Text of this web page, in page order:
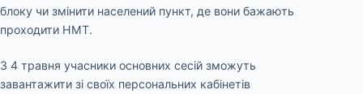
блоку чи змінити населений пункт, де вони бажають
проходити НМТ.
З 4 травня учасники основних сесій зможуть
завантажити зі своїх персональних кабінетів